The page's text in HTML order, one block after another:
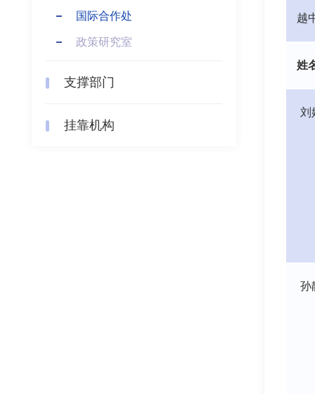
国际合作处
政策研究室
支撑部门
挂靠机构
越
姓
刘
孙